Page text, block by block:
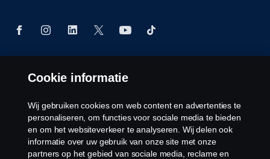
© Copyright Scania 2026 Alle Rechten
9598 4801 LN, Spinveld 57, 4815 HV Breda / T +31
(0)76-5254 000 KvK-nummer: 27136821
Cookie informatie
Wij gebruiken cookies om web content en advertenties te
personaliseren, om functies voor sociale media te bieden
en om het websiteverkeer te analyseren. Wij delen ook
informatie over uw gebruik van onze site met onze
partners op het gebied van sociale media, reclame en